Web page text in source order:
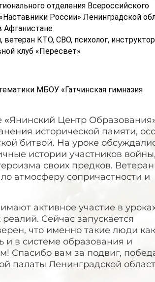
отделения Всероссийского
России» Ленинградской
Афганистане
КТО, СВО, психолог,
клуб «Пересвет»
МБОУ «Гатчинская гимназия
«Янинский Центр
исторической памяти,
битвой. На уроке
истории участников войны,
своих предков.
атмосферу сопричастности и
активное участие в
Сейчас запускается
что именно такие люди
и в системе образования и
Спасибо вам за подвиг,
палаты Ленинградской